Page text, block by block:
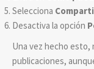
Selecciona
Desactiva la opción
Una vez hecho
publicaciones,